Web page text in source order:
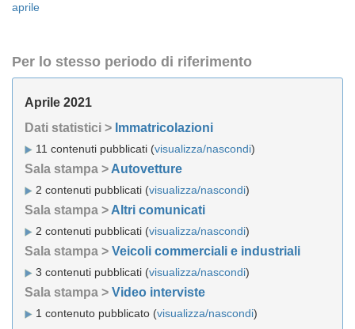
aprile
Per lo stesso periodo di riferimento
Aprile 2021
Dati statistici > Immatricolazioni
11 contenuti pubblicati (visualizza/nascondi)
Sala stampa > Autovetture
2 contenuti pubblicati (visualizza/nascondi)
Sala stampa > Altri comunicati
2 contenuti pubblicati (visualizza/nascondi)
Sala stampa > Veicoli commerciali e industriali
3 contenuti pubblicati (visualizza/nascondi)
Sala stampa > Video interviste
1 contenuto pubblicato (visualizza/nascondi)